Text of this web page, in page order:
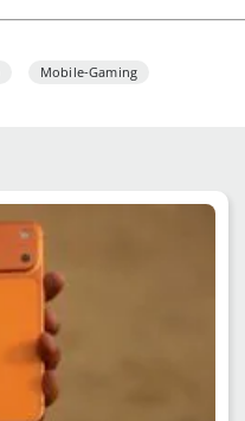
Mobile-Gaming